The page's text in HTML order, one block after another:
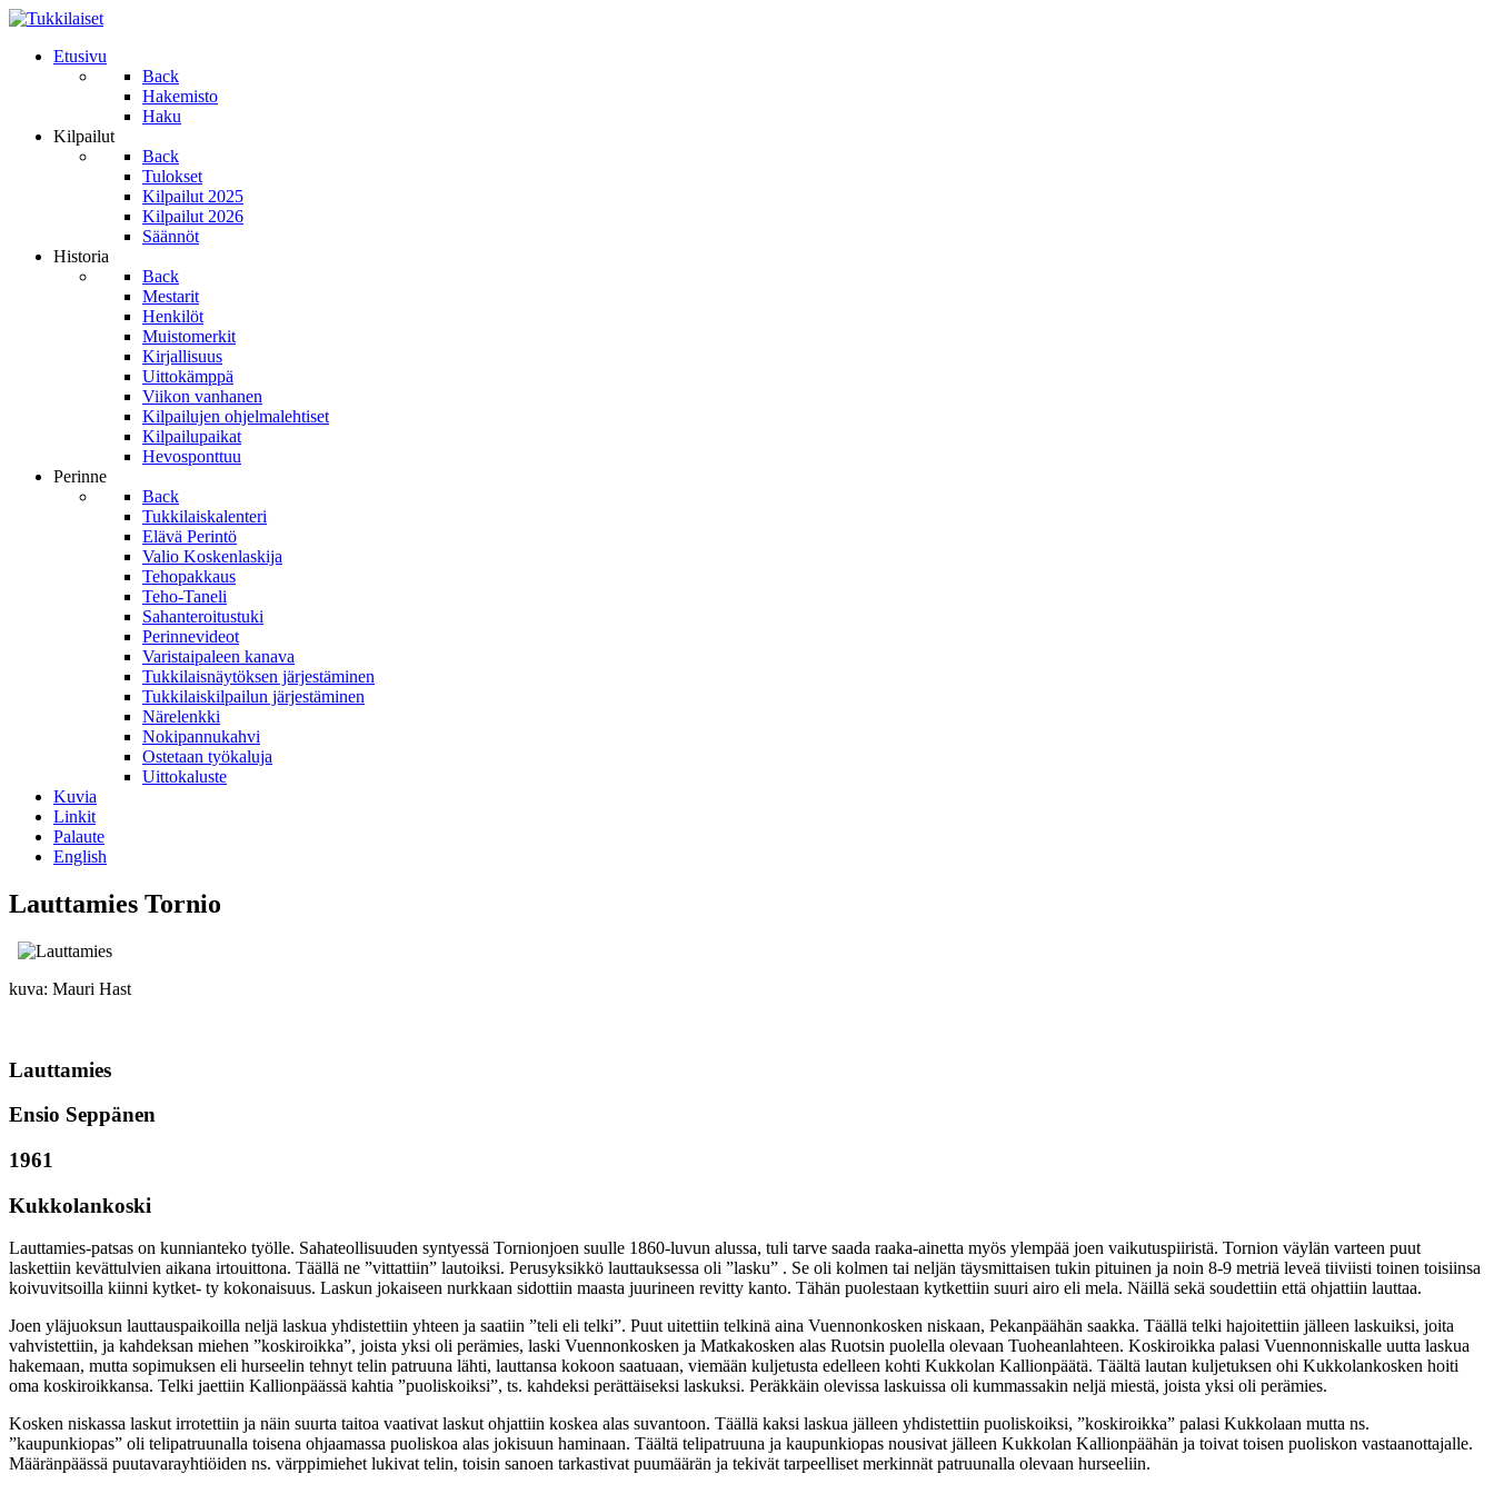
Etusivu
Back
Hakemisto
Haku
Kilpailut
Back
Tulokset
Kilpailut 2025
Kilpailut 2026
Säännöt
Historia
Back
Mestarit
Henkilöt
Muistomerkit
Kirjallisuus
Uittokämppä
Viikon vanhanen
Kilpailujen ohjelmalehtiset
Kilpailupaikat
Hevosponttuu
Perinne
Back
Tukkilaiskalenteri
Elävä Perintö
Valio Koskenlaskija
Tehopakkaus
Teho-Taneli
Sahanteroitustuki
Perinnevideot
Varistaipaleen kanava
Tukkilaisnäytöksen järjestäminen
Tukkilaiskilpailun järjestäminen
Närelenkki
Nokipannukahvi
Ostetaan työkaluja
Uittokaluste
Kuvia
Linkit
Palaute
English
Lauttamies Tornio
kuva: Mauri Hast
Lauttamies
Ensio Seppänen
1961
Kukkolankoski
Lauttamies-patsas on kunnianteko työlle. Sahateollisuuden syntyessä Tornionjoen suulle 1860-luvun alussa, tuli tarve saada raaka-ainetta myös ylempää joen vaikutuspiiristä. Tornion väylän varteen puut
laskettiin kevättulvien aikana irtouittona. Täällä ne ”vittattiin” lautoiksi. Perusyksikkö lauttauksessa oli ”lasku” . Se oli kolmen tai neljän täysmittaisen tukin pituinen ja noin 8-9 metriä leveä tiiviisti toinen toisiinsa
koivuvitsoilla kiinni kytket- ty kokonaisuus. Laskun jokaiseen nurkkaan sidottiin maasta juurineen revitty kanto. Tähän puolestaan kytkettiin suuri airo eli mela. Näillä sekä soudettiin että ohjattiin lauttaa.
Joen yläjuoksun lauttauspaikoilla neljä laskua yhdistettiin yhteen ja saatiin ”teli eli telki”. Puut uitettiin telkinä aina Vuennonkosken niskaan, Pekanpäähän saakka. Täällä telki hajoitettiin jälleen laskuiksi, joita
vahvistettiin, ja kahdeksan miehen ”koskiroikka”, joista yksi oli perämies, laski Vuennonkosken ja Matkakosken alas Ruotsin puolella olevaan Tuoheanlahteen. Koskiroikka palasi Vuennonniskalle uutta laskua
hakemaan, mutta sopimuksen eli hurseelin tehnyt telin patruuna lähti, lauttansa kokoon saatuaan, viemään kuljetusta edelleen kohti Kukkolan Kallionpäätä. Täältä lautan kuljetuksen ohi Kukkolankosken hoiti
oma koskiroikkansa. Telki jaettiin Kallionpäässä kahtia ”puoliskoiksi”, ts. kahdeksi perättäiseksi laskuksi. Peräkkäin olevissa laskuissa oli kummassakin neljä miestä, joista yksi oli perämies.
Kosken niskassa laskut irrotettiin ja näin suurta taitoa vaativat laskut ohjattiin koskea alas suvantoon. Täällä kaksi laskua jälleen yhdistettiin puoliskoiksi, ”koskiroikka” palasi Kukkolaan mutta ns.
”kaupunkiopas” oli telipatruunalla toisena ohjaamassa puoliskoa alas jokisuun haminaan. Täältä telipatruuna ja kaupunkiopas nousivat jälleen Kukkolan Kallionpäähän ja toivat toisen puoliskon vastaanottajalle.
Määränpäässä puutavarayhtiöiden ns. värppimiehet lukivat telin, toisin sanoen tarkastivat puumäärän ja tekivät tarpeelliset merkinnät patruunalla olevaan hurseeliin.